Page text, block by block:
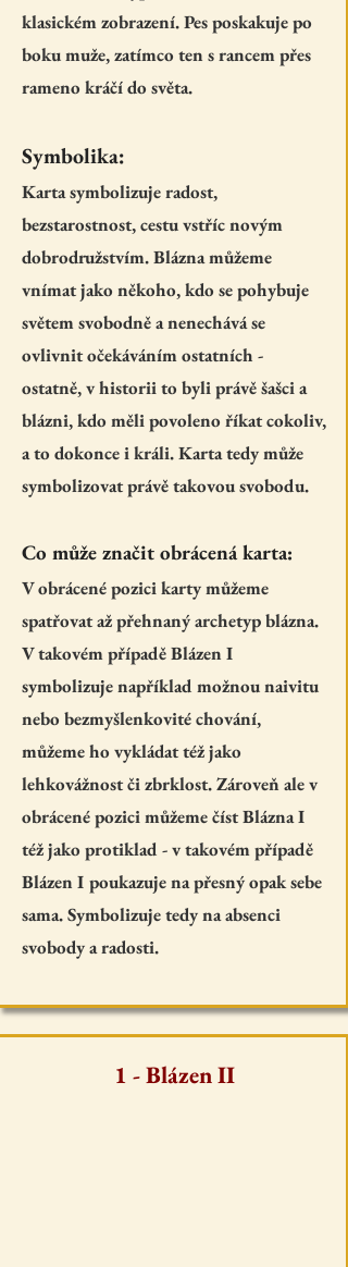
klasickém zobrazení. Pes poskakuje po
boku muže, zatímco ten s rancem přes
rameno kráčí do světa.
Symbolika:
Karta symbolizuje radost,
bezstarostnost, cestu vstříc novým
dobrodružstvím. Blázna můžeme
vnímat jako někoho, kdo se pohybuje
světem svobodně a nenechává se
ovlivnit očekáváním ostatních -
ostatně, v historii to byli právě šašci a
blázni, kdo měli povoleno říkat cokoliv,
a to dokonce i králi. Karta tedy může
symbolizovat právě takovou svobodu.
Co může značit obrácená karta:
V obrácené pozici karty můžeme
spatřovat až přehnaný archetyp blázna.
V takovém případě Blázen I
symbolizuje například možnou naivitu
nebo bezmyšlenkovité chování,
můžeme ho vykládat též jako
lehkovážnost či zbrklost. Zároveň ale v
obrácené pozici můžeme číst Blázna I
též jako protiklad - v takovém případě
Blázen I poukazuje na přesný opak sebe
sama. Symbolizuje tedy na absenci
svobody a radosti.
1 - Blázen II